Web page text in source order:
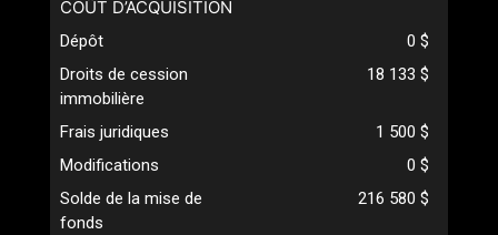
COÛT D’ACQUISITION
Dépôt
0 $
Droits de cession
immobilière
18 133 $
Frais juridiques
1 500 $
Modifications
0 $
Solde de la mise de
fonds
216 580 $